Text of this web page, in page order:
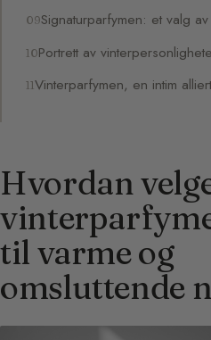
Signaturparfymen: et valg
Portrett av
Vinterparfymen, en intim alliert
Hvordan
til varme og
omsluttende